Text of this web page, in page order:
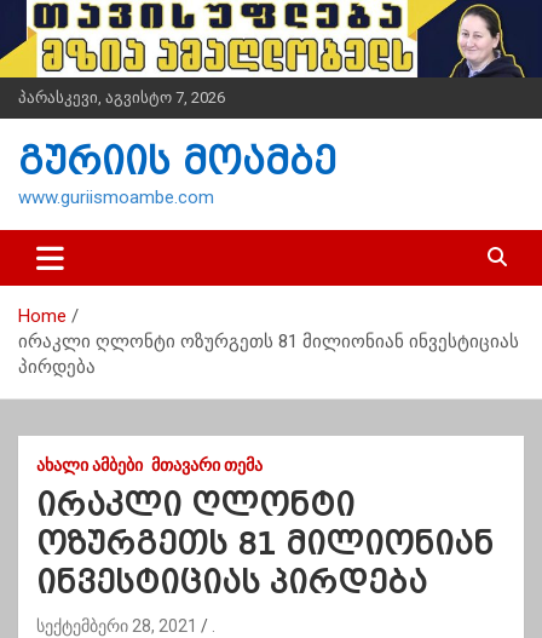
i
t
n
პარასკევი, აგვისტო 7, 2026
გურიის მოამბე
www.guriismoambe.com
Home
ირაკლი ღლონტი ოზურგეთს 81 მილიონიან ინვესტიციას
პირდება
ᲐᲮᲐᲚᲘ ᲐᲛᲑᲔᲑᲘ ᲛᲗᲐᲕᲐᲠᲘ ᲗᲔᲛᲐ
ირაკლი ღლონტი
ოზურგეთს 81 მილიონიან
ინვესტიციას პირდება
სექტემბერი 28, 2021